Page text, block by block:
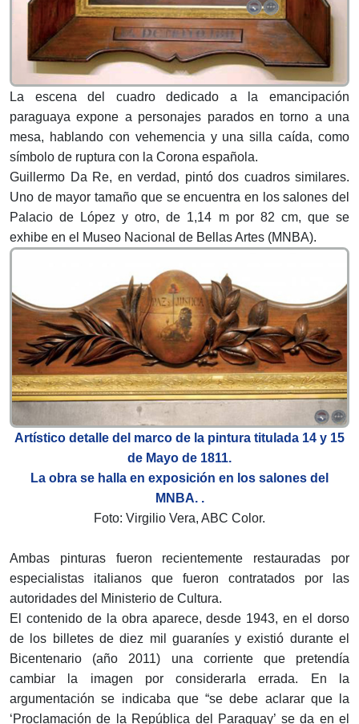
La escena del cuadro dedicado a la emancipación
paraguaya expone a personajes parados en torno a una
mesa, hablando con vehemencia y una silla caída, como
símbolo de ruptura con la Corona española.
Guillermo Da Re, en verdad, pintó dos cuadros similares.
Uno de mayor tamaño que se encuentra en los salones del
Palacio de López y otro, de 1,14 m por 82 cm, que se
exhibe en el Museo Nacional de Bellas Artes (MNBA).
Artístico detalle del marco de la pintura titulada 14 y 15
de Mayo de 1811.
La obra se halla en exposición en los salones del
MNBA. .
Foto: Virgilio Vera, ABC Color.
Ambas pinturas fueron recientemente restauradas por
especialistas italianos que fueron contratados por las
autoridades del Ministerio de Cultura.
El contenido de la obra aparece, desde 1943, en el dorso
de los billetes de diez mil guaraníes y existió durante el
Bicentenario (año 2011) una corriente que pretendía
cambiar la imagen por considerarla errada. En la
argumentación se indicaba que “se debe aclarar que la
‘Proclamación de la República del Paraguay’ se da en el